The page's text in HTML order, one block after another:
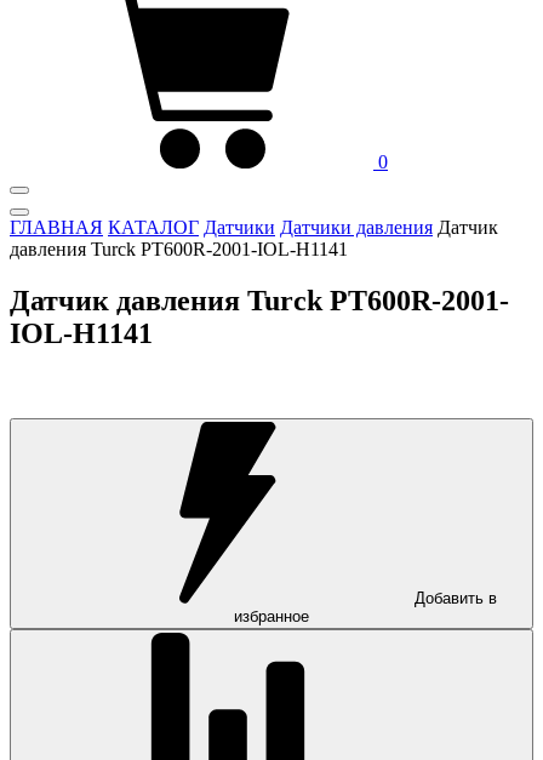
0
ГЛАВНАЯ КАТАЛОГ Датчики Датчики давления Датчик
давления Turck PT600R-2001-IOL-H1141
Датчик давления Turck PT600R-2001-
IOL-H1141
Добавить в
избранное